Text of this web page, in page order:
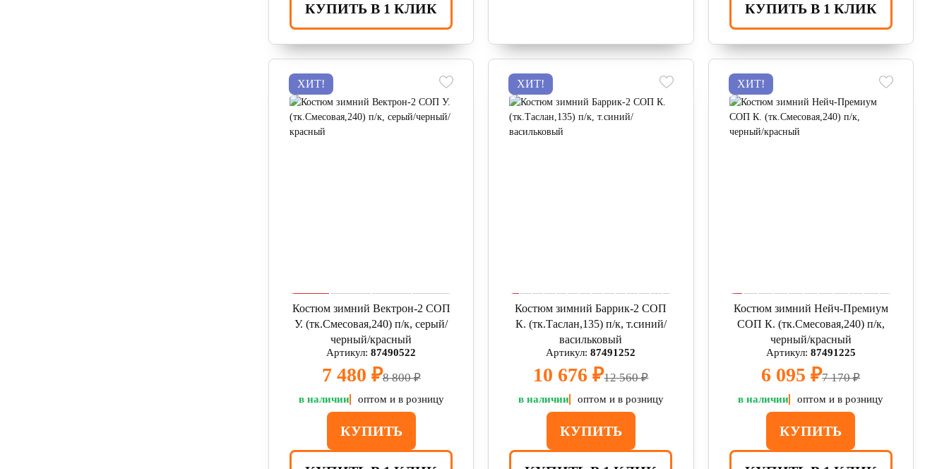
КУПИТЬ В 1 КЛИК КУПИТЬ В 1 КЛИК
ХИТ!
Костюм зимний Вектрон-2 СОП
У. (тк.Смесовая,240) п/к, серый/
черный/красный
Артикул:87490522
7 480 ₽8 800 ₽
в наличии оптом и в розницу
КУПИТЬ
ХИТ!
Костюм зимний Баррик-2 СОП
К. (тк.Таслан,135) п/к, т.синий/
васильковый
Артикул:87491252
10 676 ₽12 560 ₽
в наличии оптом и в розницу
КУПИТЬ
ХИТ!
Костюм зимний Нейч-Премиум
СОП К. (тк.Смесовая,240) п/к,
черный/красный
Артикул: 87491225
6 095 ₽7 170 ₽
в наличии оптом и в розницу
КУПИТЬ